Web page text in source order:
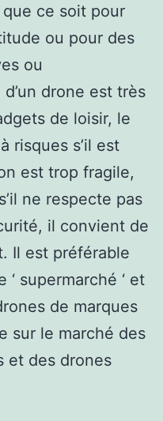
ce soit pour
ou pour des
ou
drone est très
de loisir, le
risques s’il est
est trop fragile,
ne respecte pas
il convient de
Il est préférable
‘ supermarché ‘ et
de marques
sur le marché des
et des drones